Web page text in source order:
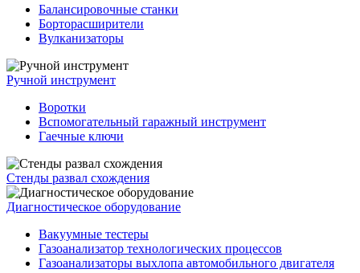
Балансировочные станки
Борторасширители
Вулканизаторы
Ручной инструмент
Воротки
Вспомогательный гаражный инструмент
Гаечные ключи
Стенды развал схождения
Диагностическое оборудование
Вакуумные тестеры
Газоанализатор технологических процессов
Газоанализаторы выхлопа автомобильного двигателя